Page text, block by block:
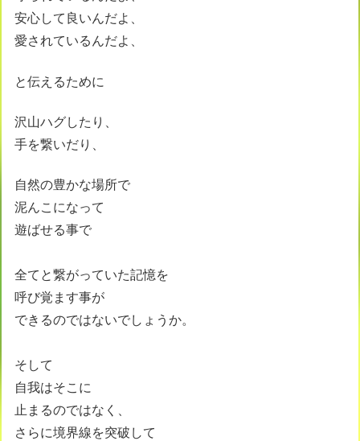
安心して良いんだよ、
愛されているんだよ、
と伝えるために
沢山ハグしたり、
手を繋いだり、
自然の豊かな場所で
泥んこになって
遊ばせる事で
全てと繋がっていた記憶を
呼び覚ます事が
できるのではないでしょうか。
そして
自我はそこに
止まるのではなく、
さらに境界線を突破して